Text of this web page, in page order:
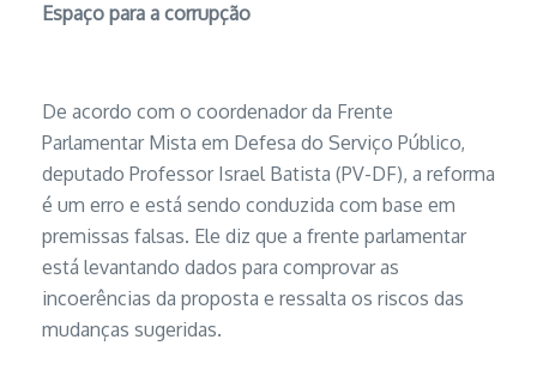
Espaço para a corrupção
De acordo com o coordenador da Frente
Parlamentar Mista em Defesa do Serviço Público,
deputado Professor Israel Batista (PV-DF), a reforma
é um erro e está sendo conduzida com base em
premissas falsas. Ele diz que a frente parlamentar
está levantando dados para comprovar as
incoerências da proposta e ressalta os riscos das
mudanças sugeridas.